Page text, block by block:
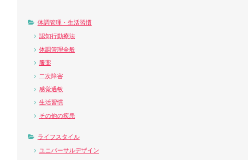
体調管理・生活習慣
認知行動療法
体調管理全般
服薬
二次障害
感覚過敏
生活習慣
その他の疾患
ライフスタイル
ユニバーサルデザイン